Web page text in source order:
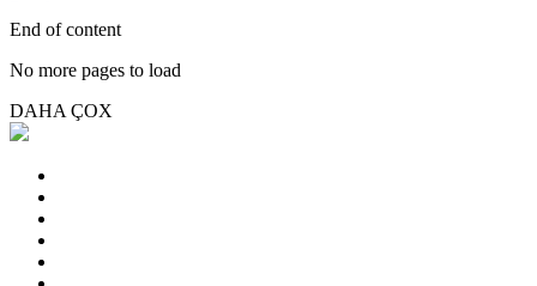
End of content
No more pages to load
DAHA ÇOX